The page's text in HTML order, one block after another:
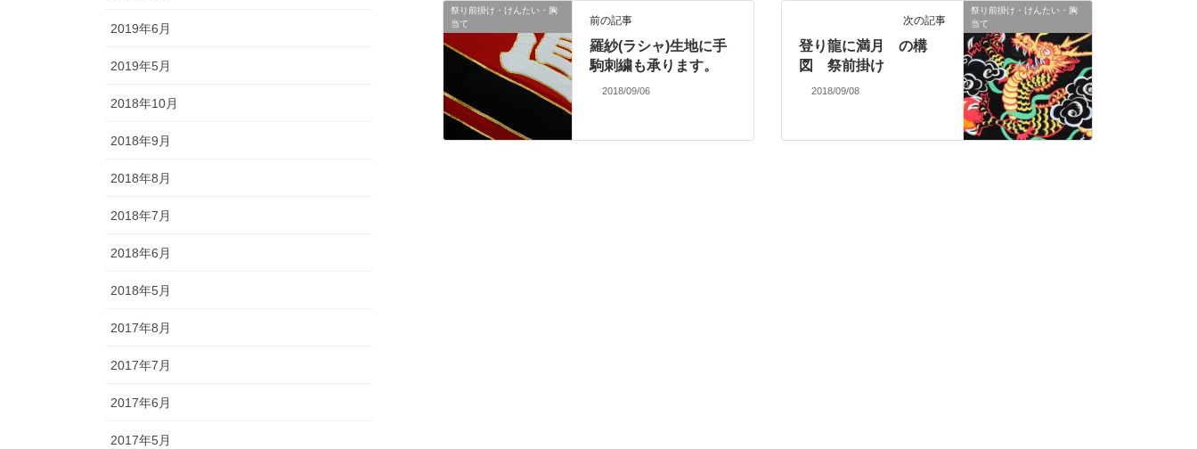
祭り前掛け・けんたい・胸
当て
前の記事
羅紗(ラシャ)生地に手
駒刺繍も承ります。
2018/09/06
祭り前掛け・けんたい・胸
当て
次の記事
登り龍に満月 の構
図 祭前掛け
2018/09/08
2019年6月
2019年5月
2018年10月
2018年9月
2018年8月
2018年7月
2018年6月
2018年5月
2017年8月
2017年7月
2017年6月
2017年5月